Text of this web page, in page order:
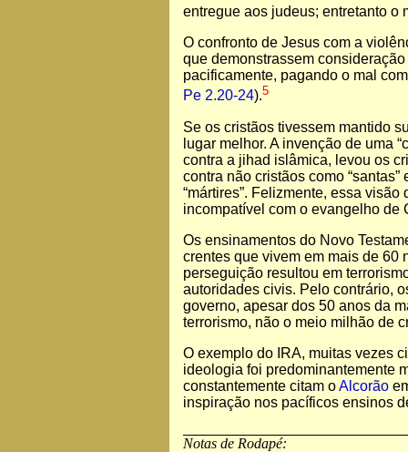
entregue aos judeus; entretanto o
O confronto de Jesus com a
que demonstrassem
pacificamente, pagando o mal
Pe 2.20-24).5
Se os cristãos tivessem mantido
lugar melhor. A invenção de uma
contra a jihad islâmica, levou os
contra não cristãos como
“mártires”. Felizmente, essa
incompatível com o evangelho de
Os ensinamentos do Novo
crentes que vivem em mais de 60
perseguição resultou em
autoridades civis. Pelo contrário,
governo, apesar dos 50 anos da
terrorismo, não o meio milhão de
O exemplo do IRA, muitas vezes
ideologia foi predominantemente
constantemente citam oAlcorão
inspiração nos pacíficos ensinos
Notas de Rodapé: